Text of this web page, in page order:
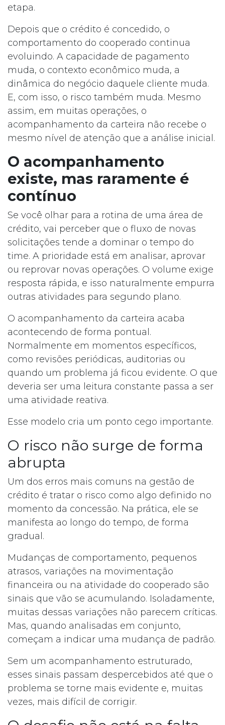
etapa.
Depois que o crédito é concedido, o
comportamento do cooperado continua
evoluindo. A capacidade de pagamento
muda, o contexto econômico muda, a
dinâmica do negócio daquele cliente muda.
E, com isso, o risco também muda. Mesmo
assim, em muitas operações, o
acompanhamento da carteira não recebe o
mesmo nível de atenção que a análise inicial.
O acompanhamento
existe, mas raramente é
contínuo
Se você olhar para a rotina de uma área de
crédito, vai perceber que o fluxo de novas
solicitações tende a dominar o tempo do
time. A prioridade está em analisar, aprovar
ou reprovar novas operações. O volume exige
resposta rápida, e isso naturalmente empurra
outras atividades para segundo plano.
O acompanhamento da carteira acaba
acontecendo de forma pontual.
Normalmente em momentos específicos,
como revisões periódicas, auditorias ou
quando um problema já ficou evidente. O que
deveria ser uma leitura constante passa a ser
uma atividade reativa.
Esse modelo cria um ponto cego importante.
O risco não surge de forma
abrupta
Um dos erros mais comuns na gestão de
crédito é tratar o risco como algo definido no
momento da concessão. Na prática, ele se
manifesta ao longo do tempo, de forma
gradual.
Mudanças de comportamento, pequenos
atrasos, variações na movimentação
financeira ou na atividade do cooperado são
sinais que vão se acumulando. Isoladamente,
muitas dessas variações não parecem críticas.
Mas, quando analisadas em conjunto,
começam a indicar uma mudança de padrão.
Sem um acompanhamento estruturado,
esses sinais passam despercebidos até que o
problema se torne mais evidente e, muitas
vezes, mais difícil de corrigir.